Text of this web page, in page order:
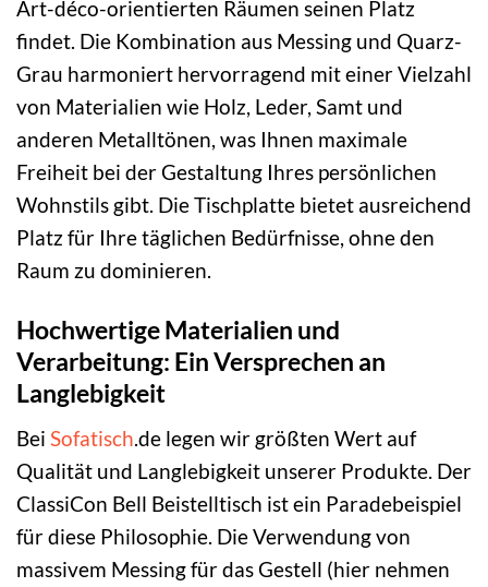
Art-déco-orientierten Räumen seinen Platz
findet. Die Kombination aus Messing und Quarz-
Grau harmoniert hervorragend mit einer Vielzahl
von Materialien wie Holz, Leder, Samt und
anderen Metalltönen, was Ihnen maximale
Freiheit bei der Gestaltung Ihres persönlichen
Wohnstils gibt. Die Tischplatte bietet ausreichend
Platz für Ihre täglichen Bedürfnisse, ohne den
Raum zu dominieren.
Hochwertige Materialien und
Verarbeitung: Ein Versprechen an
Langlebigkeit
Bei Sofatisch.de legen wir größten Wert auf
Qualität und Langlebigkeit unserer Produkte. Der
ClassiCon Bell Beistelltisch ist ein Paradebeispiel
für diese Philosophie. Die Verwendung von
massivem Messing für das Gestell (hier nehmen